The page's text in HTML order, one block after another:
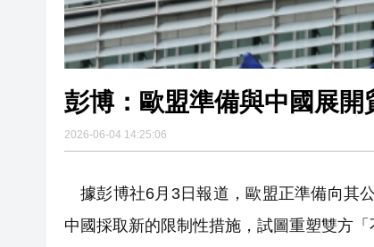
彭博：歐盟準備與中國展
2026-06-04 14:25:06
據彭博社6月3日報道，歐盟正準備向其
中國採取新的限制性措施，試圖重塑雙方「